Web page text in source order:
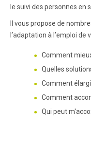
le suivi des personnes en
Il vous propose de
l’adaptation à l’emploi de
Comment
Quelles
Comment
Comment
Qui peut